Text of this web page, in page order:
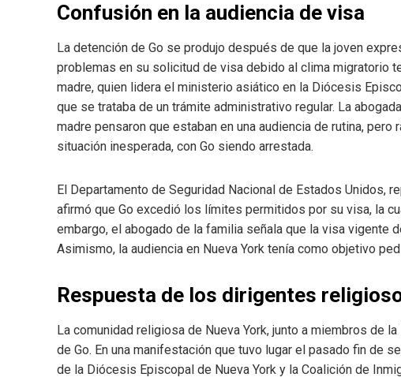
Confusión en la audiencia de visa
La detención de Go se produjo después de que la joven
problemas en su solicitud de visa debido al clima migratorio
madre, quien lidera el ministerio asiático en la Diócesis
que se trataba de un trámite administrativo regular. La
madre pensaron que estaban en una audiencia de rutina,
situación inesperada, con Go siendo arrestada.
El Departamento de Seguridad Nacional de Estados Unidos,
afirmó que Go excedió los límites permitidos por su visa, la
embargo, el abogado de la familia señala que la visa vigente
Asimismo, la audiencia en Nueva York tenía como objetivo
Respuesta de los dirigentes
La comunidad religiosa de Nueva York, junto a miembros de
de Go. En una manifestación que tuvo lugar el pasado fin de
de la Diócesis Episcopal de Nueva York y la Coalición de